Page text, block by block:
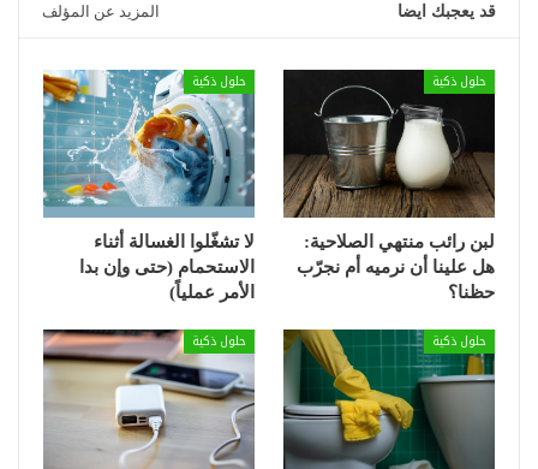
قد يعجبك ايضا المزيد عن المؤلف
حلول ذكية
لبن رائب منتهي الصلاحية:
هل علينا أن نرميه أم نجرّب
حظنا؟
حلول ذكية
لا تشغّلوا الغسالة أثناء
الاستحمام (حتى وإن بدا
الأمر عملياً)
حلول ذكية حلول ذكية